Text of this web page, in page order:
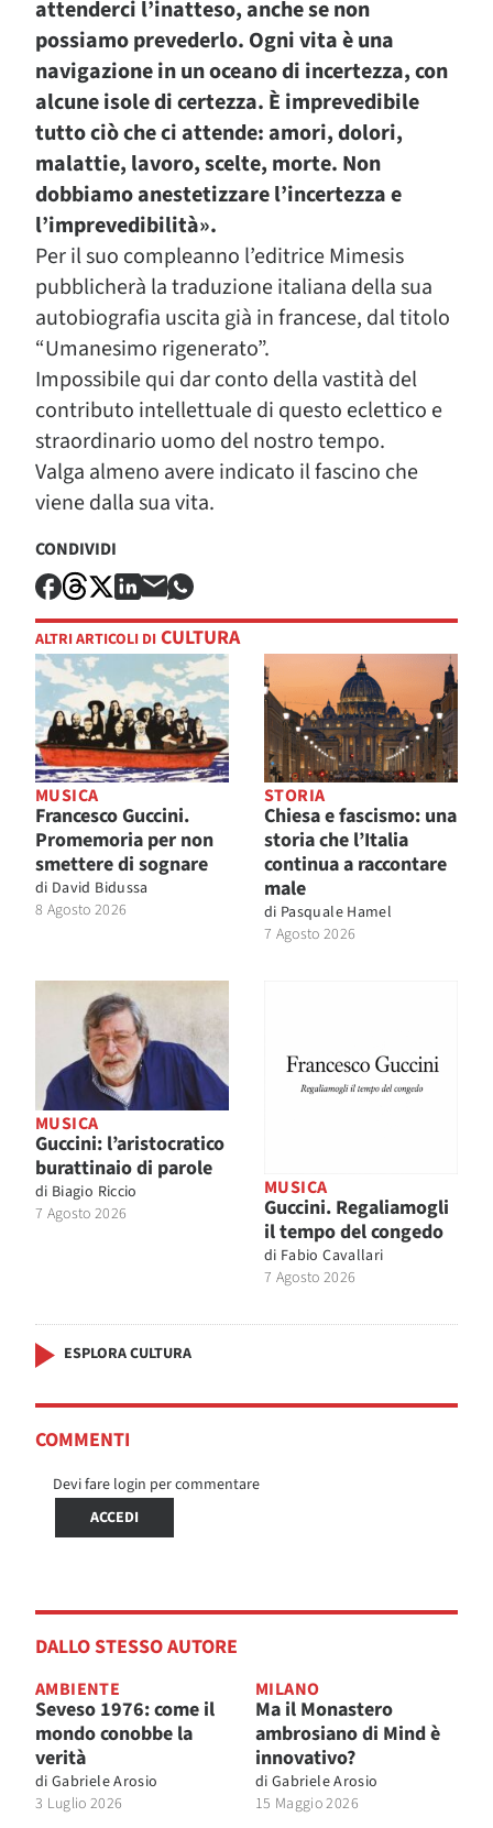
attenderci l’inatteso, anche se non
possiamo prevederlo. Ogni vita è una
navigazione in un oceano di incertezza, con
alcune isole di certezza. È imprevedibile
tutto ciò che ci attende: amori, dolori,
malattie, lavoro, scelte, morte. Non
dobbiamo anestetizzare l’incertezza e
l’imprevedibilità».
Per il suo compleanno l’editrice Mimesis
pubblicherà la traduzione italiana della sua
autobiografia uscita già in francese, dal titolo
“Umanesimo rigenerato”.
Impossibile qui dar conto della vastità del
contributo intellettuale di questo eclettico e
straordinario uomo del nostro tempo.
Valga almeno avere indicato il fascino che
viene dalla sua vita.
CONDIVIDI
ALTRI ARTICOLI DI CULTURA
MUSICA
Francesco Guccini.
Promemoria per non
smettere di sognare
di David Bidussa
8 Agosto 2026
STORIA
Chiesa e fascismo: una
storia che l’Italia
continua a raccontare
male
di Pasquale Hamel
7 Agosto 2026
MUSICA
Guccini: l’aristocratico
burattinaio di parole
di Biagio Riccio
7 Agosto 2026
MUSICA
Guccini. Regaliamogli
il tempo del congedo
di Fabio Cavallari
7 Agosto 2026
ESPLORA CULTURA
COMMENTI
Devi fare login per commentare
ACCEDI
DALLO STESSO AUTORE
AMBIENTE
Seveso 1976: come il
mondo conobbe la
verità
di Gabriele Arosio
3 Luglio 2026
MILANO
Ma il Monastero
ambrosiano di Mind è
innovativo?
di Gabriele Arosio
15 Maggio 2026